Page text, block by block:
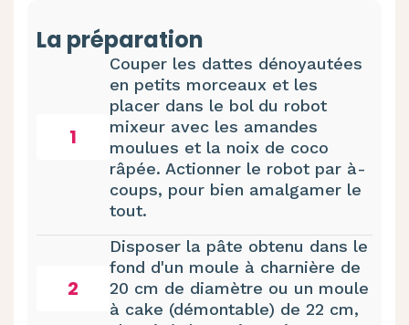
La préparation
1
Couper les dattes dénoyautées
en petits morceaux et les
placer dans le bol du robot
mixeur avec les amandes
moulues et la noix de coco
râpée. Actionner le robot par à-
coups, pour bien amalgamer le
tout.
2
Disposer la pâte obtenu dans le
fond d'un moule à charnière de
20 cm de diamètre ou un moule
à cake (démontable) de 22 cm,